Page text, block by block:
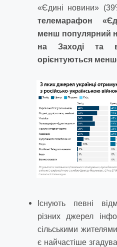
«Єдині новини»
телемарафон
менш популярний
на Заході та
орієнтуються
Існують певні
різних джерел
сільськими
є найчастіше